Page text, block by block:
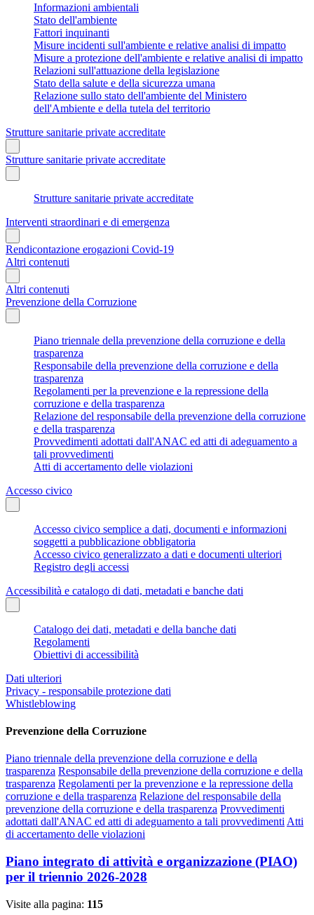
Informazioni ambientali
Stato dell'ambiente
Fattori inquinanti
Misure incidenti sull'ambiente e relative analisi di impatto
Misure a protezione dell'ambiente e relative analisi di impatto
Relazioni sull'attuazione della legislazione
Stato della salute e della sicurezza umana
Relazione sullo stato dell'ambiente del Ministero
dell'Ambiente e della tutela del territorio
Strutture sanitarie private accreditate
Strutture sanitarie private accreditate
Strutture sanitarie private accreditate
Interventi straordinari e di emergenza
Rendicontazione erogazioni Covid-19
Altri contenuti
Altri contenuti
Prevenzione della Corruzione
Piano triennale della prevenzione della corruzione e della
trasparenza
Responsabile della prevenzione della corruzione e della
trasparenza
Regolamenti per la prevenzione e la repressione della
corruzione e della trasparenza
Relazione del responsabile della prevenzione della corruzione
e della trasparenza
Provvedimenti adottati dall'ANAC ed atti di adeguamento a
tali provvedimenti
Atti di accertamento delle violazioni
Accesso civico
Accesso civico semplice a dati, documenti e informazioni
soggetti a pubblicazione obbligatoria
Accesso civico generalizzato a dati e documenti ulteriori
Registro degli accessi
Accessibilità e catalogo di dati, metadati e banche dati
Catalogo dei dati, metadati e della banche dati
Regolamenti
Obiettivi di accessibilità
Dati ulteriori
Privacy - responsabile protezione dati
Whistleblowing
Prevenzione della Corruzione
Piano triennale della prevenzione della corruzione e della
trasparenza Responsabile della prevenzione della corruzione e della
trasparenza Regolamenti per la prevenzione e la repressione della
corruzione e della trasparenza Relazione del responsabile della
prevenzione della corruzione e della trasparenza Provvedimenti
adottati dall'ANAC ed atti di adeguamento a tali provvedimenti Atti
di accertamento delle violazioni
Piano integrato di attività e organizzazione (PIAO)
per il triennio 2026-2028
Visite alla pagina: 115